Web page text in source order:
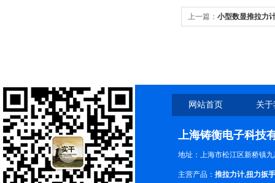
上一篇： 小型数显推拉力
网站首页 关
上海铸衡电子科技
地址：上海市松江区新桥镇
主营产品： 推拉力计,扭力扳手